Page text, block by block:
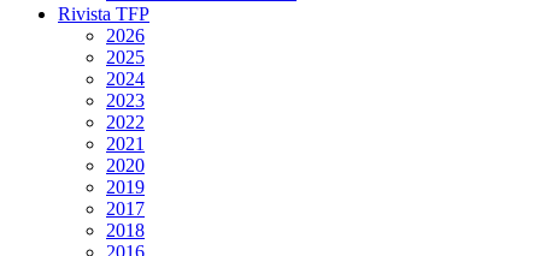
Rivista TFP
2026
2025
2024
2023
2022
2021
2020
2019
2017
2018
2016